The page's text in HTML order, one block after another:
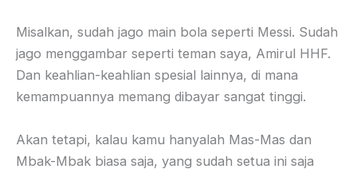
Misalkan, sudah jago main bola seperti Messi. Sudah
jago menggambar seperti teman saya, Amirul HHF.
Dan keahlian-keahlian spesial lainnya, di mana
kemampuannya memang dibayar sangat tinggi.
Akan tetapi, kalau kamu hanyalah Mas-Mas dan
Mbak-Mbak biasa saja, yang sudah setua ini saja